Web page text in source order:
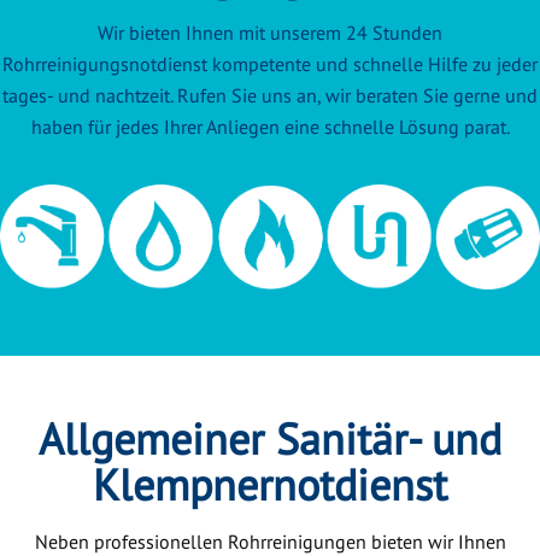
Wir bieten Ihnen mit unserem 24 Stunden
Rohrreinigungsnotdienst kompetente und schnelle Hilfe zu jeder
tages- und nachtzeit. Rufen Sie uns an, wir beraten Sie gerne und
haben für jedes Ihrer Anliegen eine schnelle Lösung parat.
Allgemeiner Sanitär- und
Klempnernotdienst
Neben professionellen Rohrreinigungen bieten wir Ihnen